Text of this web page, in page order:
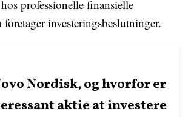
professionelle finansielle
investeringsbeslutninger.
Nordisk, og hvorfor er
aktie at investere